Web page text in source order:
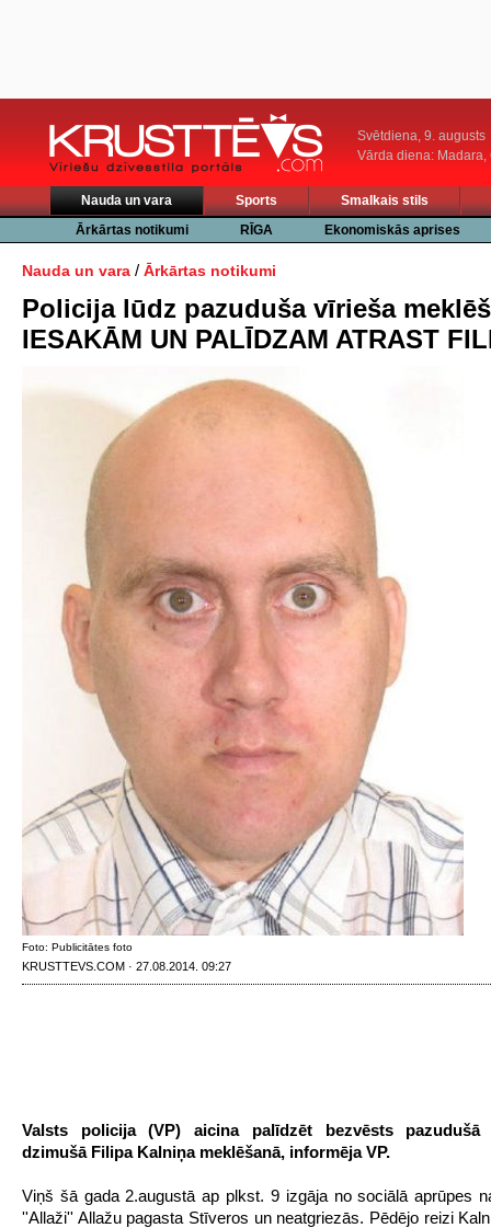
Svētdiena, 9. augusts
Vārda diena: Madara,
Nauda un vara Sports
Smalkais stils
Ārkārtas notikumi
RĪGA Ekonomiskās aprises
Nauda un vara / Ārkārtas notikumi
Policija lūdz pazuduša vīrieša
IESAKĀM UN PALĪDZAM ATRAST
Foto: Publicitātes foto
KRUSTTEVS.COM · 27.08.2014. 09:27
Valsts policija (VP) aicina palīdzēt bezvēsts pazudušā
dzimušā Filipa Kalniņa meklēšanā, informēja VP.
Viņš šā gada 2.augustā ap plkst. 9 izgāja no sociālā aprūpes
''Allaži'' Allažu pagasta Stīveros un neatgriezās. Pēdējo reizi